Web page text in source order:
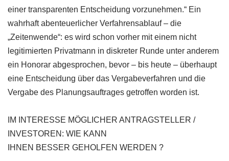
einer transparenten Entscheidung vorzunehmen.“ Ein
wahrhaft abenteuerlicher Verfahrensablauf – die
„Zeitenwende“: es wird schon vorher mit einem nicht
legitimierten Privatmann in diskreter Runde unter anderem
ein Honorar abgesprochen, bevor – bis heute – überhaupt
eine Entscheidung über das Vergabeverfahren und die
Vergabe des Planungsauftrages getroffen worden ist.
IM INTERESSE MÖGLICHER ANTRAGSTELLER /
INVESTOREN: WIE KANN
IHNEN BESSER GEHOLFEN WERDEN ?